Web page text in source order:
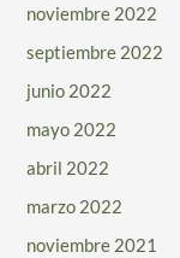
noviembre 2022
septiembre 2022
junio 2022
mayo 2022
abril 2022
marzo 2022
noviembre 2021